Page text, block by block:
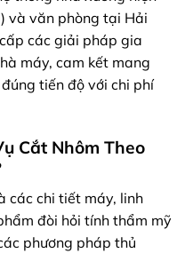
và văn phòng tại Hải
các giải pháp gia
máy, cam kết mang
tiến độ với chi phí
Cắt Nhôm Theo
các chi tiết máy, linh
đòi hỏi tính thẩm mỹ
phương pháp thủ